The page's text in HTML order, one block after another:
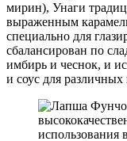
мирин), Унаги
выраженным
специально для
сбалансирован по
имбирь и чеснок, и
и соус для